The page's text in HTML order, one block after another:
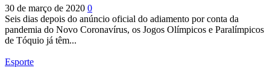
30 de março de 2020 0
Seis dias depois do anúncio oficial do adiamento por conta da
pandemia do Novo Coronavírus, os Jogos Olímpicos e Paralímpicos
de Tóquio já têm...
Esporte